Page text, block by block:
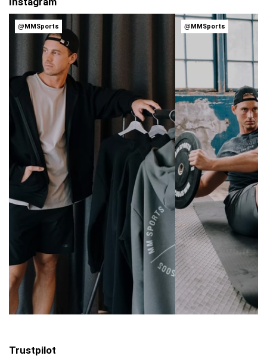
@MMSports @MMSports
Trustpilot